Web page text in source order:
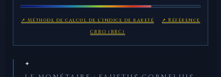
↗ Méthode de calcul de l'indice de rareté
↗ Référence
CRRO (RRC)
✦